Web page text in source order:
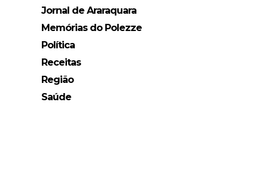
Jornal de Araraquara
Memórias do Polezze
Política
Receitas
Região
Saúde